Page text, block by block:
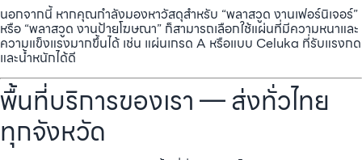
นอกจากนี้ หากคุณกำลังมองหาวัสดุสำหรับ “พลาสวูด งานเฟอร์นิเจอร์”
หรือ “พลาสวูด งานป้ายโฆษณา” ก็สามารถเลือกใช้แผ่นที่มีความหนาและ
ความแข็งแรงมากขึ้นได้ เช่น แผ่นเกรด A หรือแบบ Celuka ที่รับแรงกด
และน้ำหนักได้ดี
พื้นที่บริการของเรา — ส่งทั่วไทย
ทุกจังหวัด